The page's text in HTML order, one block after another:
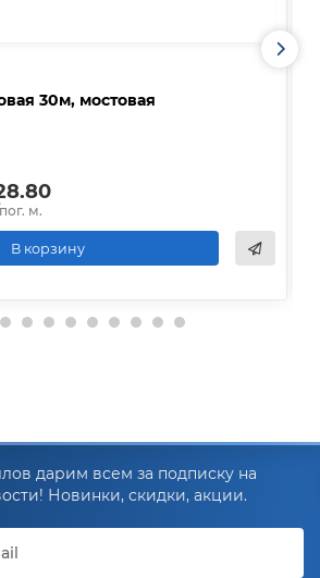
30м, мостовая
м.
В корзину
дарим всем за подписку на
Новинки, скидки, акции.